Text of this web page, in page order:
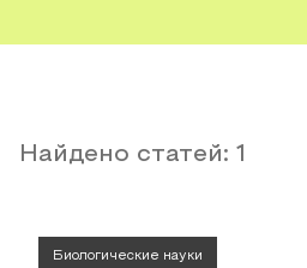
Найдено статей: 1
Биологические науки